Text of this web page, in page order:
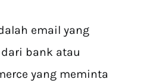
email yang
bank atau
yang meminta